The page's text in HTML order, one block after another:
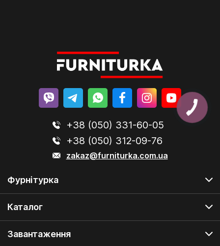
+38 (050) 331-60-05
+38 (050) 312-09-76
zakaz@furniturka.com.ua
Фурнітурка
Каталог
Завантаження